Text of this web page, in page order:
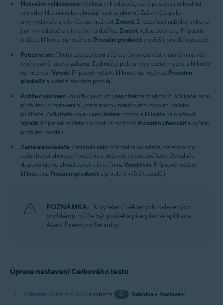
Nekvalitní vyhledávače: Výchozí vyhledávače, které poskytují nekvalitní
výsledky hledání nebo ohrožují vaše soukromí. Zaškrtněte pole
u vyhledávače a klikněte na možnost Změnit. Z rozevírací nabídky vyberte
jiný vyhledávač a kliknutím na tlačítko Změnit volbu potvrďte. Případně
můžete kliknout na možnost Prozatím přeskočit a vyřešit problém později.
Potíže se sítí: Chyby zabezpečení sítě, které mohou vést k útokům na váš
směrovač či síťová zařízení. Zaškrtněte pole u nevyřešené hrozby a klikněte
na možnost Vyřešit. Případně můžete kliknout na možnost Prozatím
přeskočit a vyřešit problém později.
Potíže s výkonem: Položky, jako jsou nepotřebné soubory či aplikace nebo
problémy s nastaveními, které mohou narušovat fungování vašeho
počítače. Zaškrtněte pole u nevyřešené hrozby a klikněte na možnost
Vyřešit. Případně můžete kliknout na možnost Prozatím přeskočit a vyřešit
problém později.
Zastaralé ovladače: Zastaralé nebo zranitelné ovladače, které mohou
způsobovat zhroucení systému a snižovat výkon počítače. Ovladače
doporučujeme aktualizovat kliknutím na Vyřešit vše. Případně můžete
kliknout na Prozatím přeskočit a problém vyřešit později.
POZNÁMKA: K vyřešení některých nalezených
problémů může být potřeba předplatné aplikace
Avast Premium Security.
Úprava nastavení Celkového testu
Otevřete Avast Antivirus a vyberte ☰ Nabídka▸ Nastavení.